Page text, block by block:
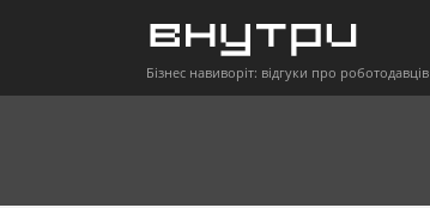
Бізнес навиворіт: відгуки про роботодавців